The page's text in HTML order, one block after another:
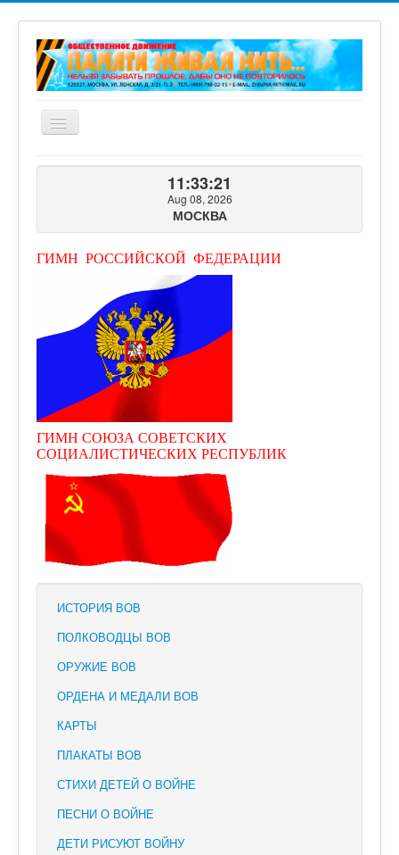
Включить/
выключить
ГЛАВНАЯ
ВИДЕОГАЛЕРЕЯ
КНИГИ ПРОЕКТА
КОНТАКТЫ
11:33:23
Aug 08, 2026
МОСКВА
ГИМН РОССИЙСКОЙ ФЕДЕРАЦИИ
ГИМН СОЮЗА СОВЕТСКИХ
СОЦИАЛИСТИЧЕСКИХ РЕСПУБЛИК
ИСТОРИЯ ВОВ
ПОЛКОВОДЦЫ ВОВ
ОРУЖИЕ ВОВ
ОРДЕНА И МЕДАЛИ ВОВ
КАРТЫ
ПЛАКАТЫ ВОВ
СТИХИ ДЕТЕЙ О ВОЙНЕ
ПЕСНИ О ВОЙНЕ
ДЕТИ РИСУЮТ ВОЙНУ